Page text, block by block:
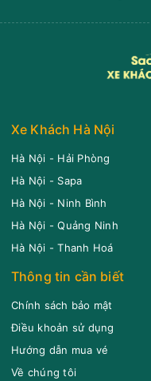
Rịa - Vũng Tàu,
Phong
Bà Rịa-Vũng Tàu
Ngã 3 Mỹ Xuân
Bà Rịa-Vũng Tàu
Ngã 4 Lưu Chí
Phường 10,
Thành phố Vũng
Tàu, Bà Rịa -
Xe Khách Hà Nội
Hà Nội - Hải Phòng
Hà Nội - Sapa
Hà Nội - Ninh Bình
Hà Nội - Quảng Ninh
Hà Nội - Thanh Hoá
Thông tin cần biết
Chính sách bảo mật
Điều khoản sử dụng
Hướng dẫn mua vé
Về chúng tôi